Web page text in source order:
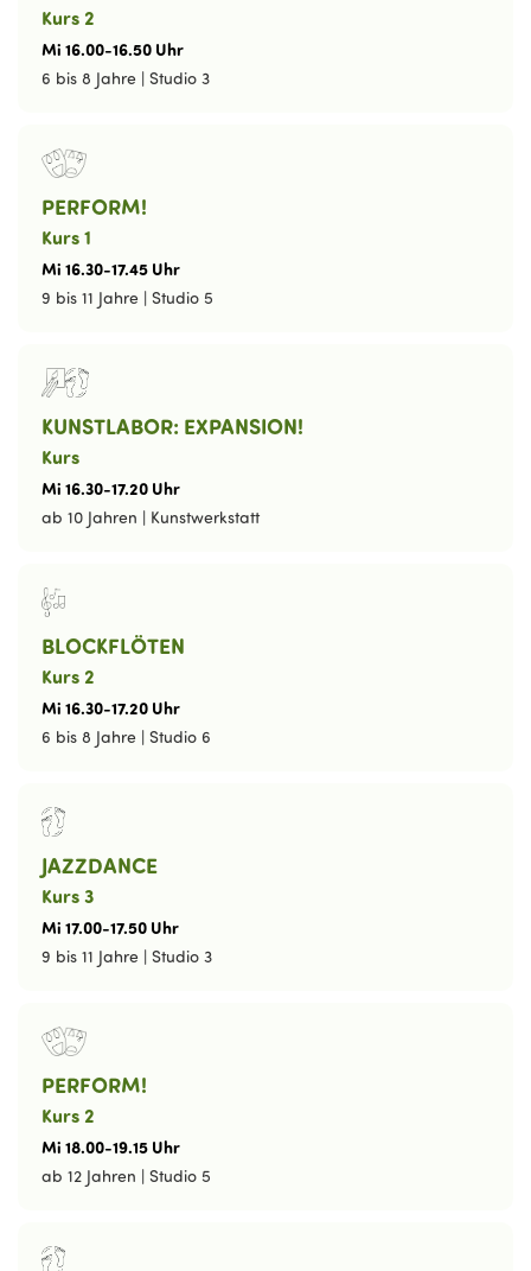
Kurs 2
Mi 16.00-16.50 Uhr
6 bis 8 Jahre | Studio 3
PERFORM!
Kurs 1
Mi 16.30-17.45 Uhr
9 bis 11 Jahre | Studio 5
KUNSTLABOR: EXPANSION!
Kurs
Mi 16.30-17.20 Uhr
ab 10 Jahren | Kunstwerkstatt
BLOCKFLÖTEN
Kurs 2
Mi 16.30-17.20 Uhr
6 bis 8 Jahre | Studio 6
JAZZDANCE
Kurs 3
Mi 17.00-17.50 Uhr
9 bis 11 Jahre | Studio 3
PERFORM!
Kurs 2
Mi 18.00-19.15 Uhr
ab 12 Jahren | Studio 5